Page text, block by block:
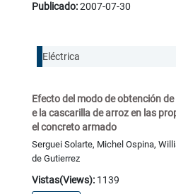
Publicado:2007-07-30
Eléctrica
Efecto del modo de obtención
e la cascarilla de arroz en las
el concreto armado
Serguei Solarte, Michel Ospina,
de Gutierrez
Vistas(Views):1139